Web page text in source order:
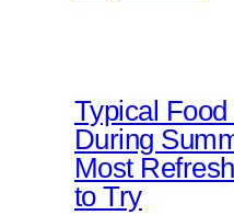
Typical
During
Most
to Try